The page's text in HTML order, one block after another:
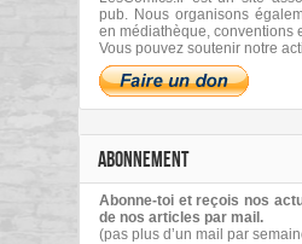
pub. Nous organisons
en médiathèque, conventions
Vous pouvez soutenir notre
ABONNEMENT
Abonne-toi et reçois nos
de nos articles par mail.
(pas plus d’un mail par